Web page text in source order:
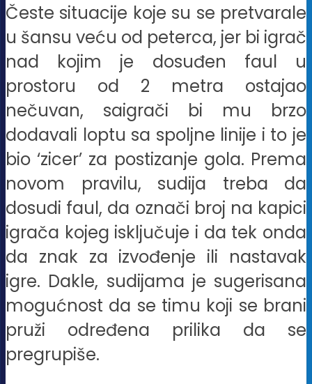
Česte situacije koje su se pretvarale
u šansu veću od peterca, jer bi igrač
nad kojim je dosuđen faul u
prostoru od 2 metra ostajao
nečuvan, saigrači bi mu brzo
dodavali loptu sa spoljne linije i to je
bio ‘zicer’ za postizanje gola. Prema
novom pravilu, sudija treba da
dosudi faul, da označi broj na kapici
igrača kojeg isključuje i da tek onda
da znak za izvođenje ili nastavak
igre. Dakle, sudijama je sugerisana
mogućnost da se timu koji se brani
pruži određena prilika da se
pregrupiše.